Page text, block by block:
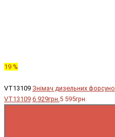
19 %
VT13109 Знімач дизельних
VT13109 6 929грн. 5 595грн.